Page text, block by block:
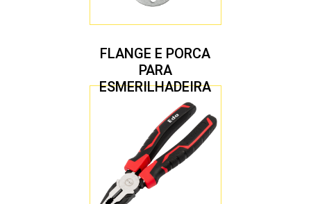
FLANGE E PORCA
PARA
ESMERILHADEIRA
4.1/2″ 20,00 MM